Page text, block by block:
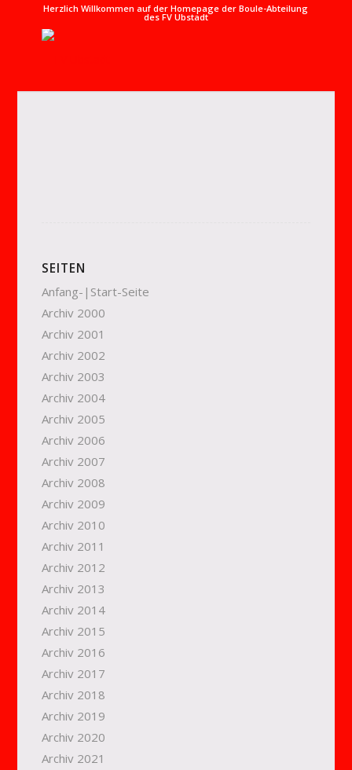
Herzlich Willkommen auf der Homepage der Boule-Abteilung
des FV Ubstadt
SEITEN
Anfang-|Start-Seite
Archiv 2000
Archiv 2001
Archiv 2002
Archiv 2003
Archiv 2004
Archiv 2005
Archiv 2006
Archiv 2007
Archiv 2008
Archiv 2009
Archiv 2010
Archiv 2011
Archiv 2012
Archiv 2013
Archiv 2014
Archiv 2015
Archiv 2016
Archiv 2017
Archiv 2018
Archiv 2019
Archiv 2020
Archiv 2021